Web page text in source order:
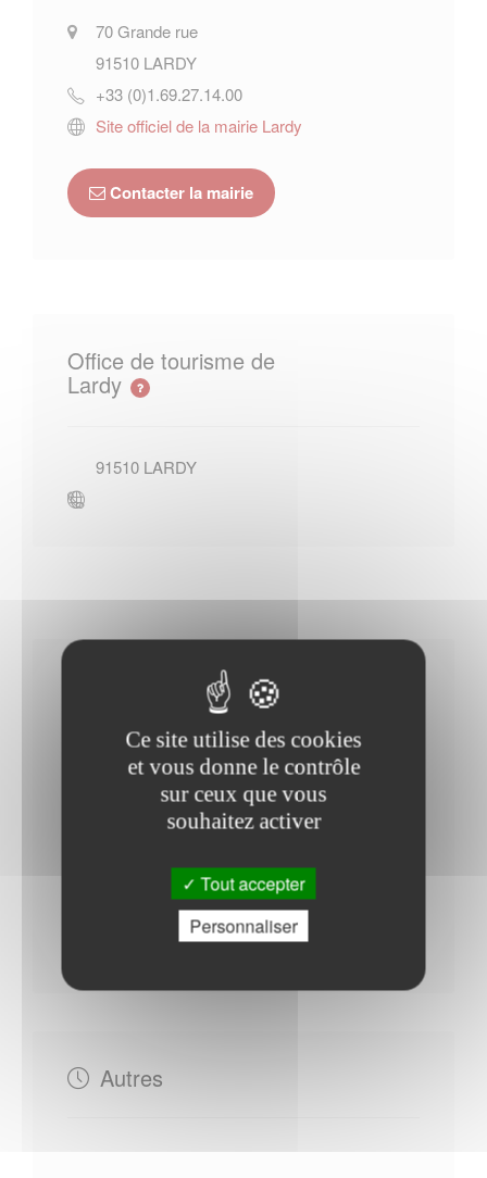
70 Grande rue
91510 LARDY
+33 (0)1.69.27.14.00
Site officiel de la mairie Lardy
Contacter la mairie
Office de tourisme de
Lardy
91510 LARDY
Horaires Mairie
Du Jeudi au Vendredi : - 09h00 à 12h30 - 14h00 à
Samedi : - 09h00 à 12h30
Du Lundi au Mardi : - 09h00 à 12h30 - 14h00 à
Autres
Ce site utilise des cookies
et vous donne le contrôle
sur ceux que vous
souhaitez activer
Tout accepter
Personnaliser